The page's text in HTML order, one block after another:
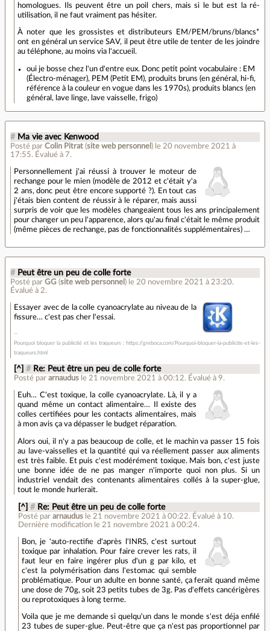
homologues. Ils peuvent être un poil chers, mais si le but est la ré-
utilisation, il ne faut vraiment pas hésiter.
À noter que les grossistes et distributeurs EM/PEM/bruns/blancs*
ont en général un service SAV, il peut être utile de tenter de les joindre
au téléphone, au moins via l'accueil.
oui je bosse chez l'un d'entre eux. Donc petit point vocabulaire : EM
(Électro-ménager), PEM (Petit EM), produits bruns (en général, hi-fi,
référence à la couleur en vogue dans les 1970s), produits blancs (en
général, lave linge, lave vaisselle, frigo)
# Ma vie avec Kenwood
Posté par Colin Pitrat (site web personnel ) le 20 novembre 2021 à
17:55. Évalué à 7.
Personnellement j'ai réussi à trouver le moteur de
rechange pour le mien (modèle de 2012 et c'était y'a
2 ans, donc peut être encore supporté ?). En tout cas
j'étais bien content de réussir à le réparer, mais aussi
surpris de voir que les modèles changeaient tous les ans principalement
pour changer un peu l'apparence, alors qu'au final c'était le même produit
(même pièces de rechange, pas de fonctionnalités supplémentaires) …
# Peut être un peu de colle forte
Posté par GG (site web personnel ) le 20 novembre 2021 à 23:20.
Évalué à 2.
Essayer avec de la colle cyanoacrylate au niveau de la
fissure… c'est pas cher l'essai.
Pourquoi bloquer la publicité et les traqueurs : https://greboca.com/Pourquoi-bloquer-la-publicite-et-les-
traqueurs.html
[^] # Re: Peut être un peu de colle forte
Posté pararnaudus le 21 novembre 2021 à 00:12. Évalué à9.
Euh… C'est toxique, la colle cyanoacrylate. Là, il y a
quand même un contact alimentaire… Il existe des
colles certifiées pour les contacts alimentaires, mais
à mon avis ça va dépasser le budget réparation.
Alors oui, il n'y a pas beaucoup de colle, et le machin va passer 15 fois
au lave-vaisselles et la quantité qui va réellement passer aux aliments
est très faible. Et puis c'est modérément toxique. Mais bon, c'est juste
une bonne idée de ne pas manger n'importe quoi non plus. Si un
industriel vendait des contenants alimentaires collés à la super-glue,
tout le monde hurlerait.
[^] # Re: Peut être un peu de colle forte
Posté par arnaudus le 21 novembre 2021 à 00:22. Évalué à 10.
Dernière modification le 21 novembre 2021 à 00:24.
Bon, je 'auto-rectifie d'après l'INRS, c'est surtout
toxique par inhalation. Pour faire crever les rats, il
faut leur en faire ingérer plus d'un g par kilo, et
c'est la polymérisation dans l'estomac qui semble
problématique. Pour un adulte en bonne santé, ça ferait quand même
une dose de 70g, soit 23 petits tubes de 3g. Pas d'effets cancérigères
ou reprotoxiques à long terme.
Voila que je me demande si quelqu'un dans le monde s'est déja enfilé
23 tubes de super-glue. Peut-être que ça n'est pas proportionnel par